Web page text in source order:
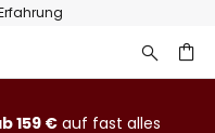
159 €auf fast alles